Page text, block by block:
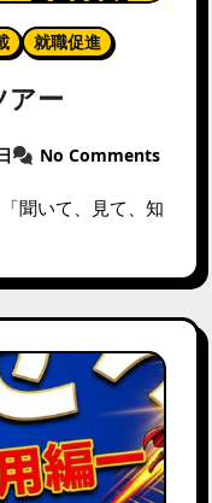
就職促進
アー
No Comments